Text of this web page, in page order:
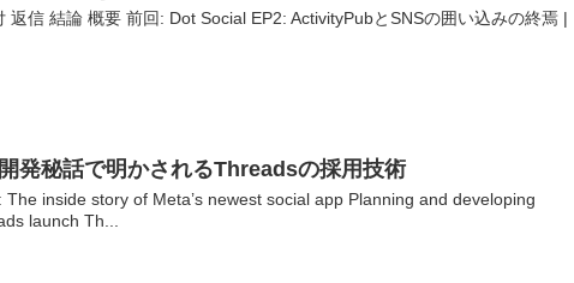
返信 結論 概要 前回: Dot Social EP2: ActivityPubとSNSの囲い込みの終焉 |
発秘話で明かされるThreadsの採用技術
The inside story of Meta’s newest social app Planning and developing
launch Th...